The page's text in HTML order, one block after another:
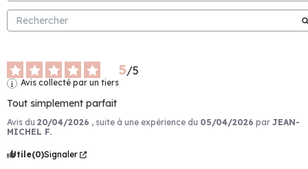
5/5
Avis collecté par un tiers
Tout simplement parfait
Avis du 20/04/2026 , suite à une expérience du 05/04/2026 par JEAN-
MICHEL F.
Utile(0)Signaler